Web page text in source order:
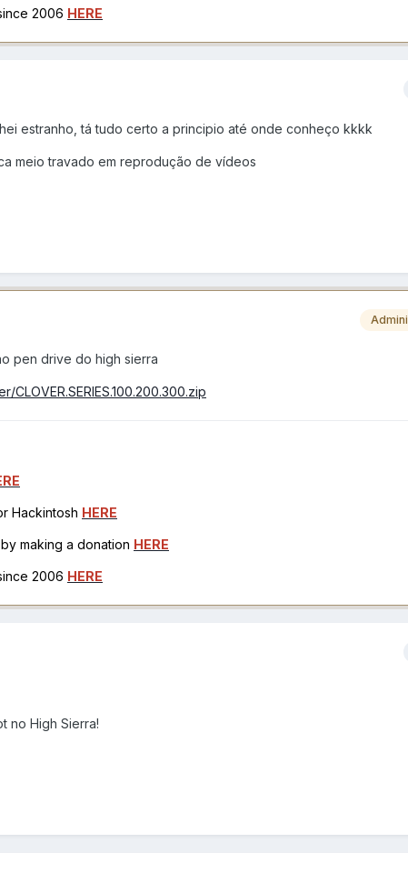
2006 HERE
estranho, tá tudo certo a principio até onde conheço kkkk
meio travado em reprodução de vídeos
pen drive do high sierra
Hackintosh HERE
making a donation HERE
2006 HERE
no High Sierra!